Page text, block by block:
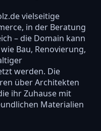
vielseitige
in der Beratung
– die Domain kann
Bau, Renovierung,
werden. Die
über Architekten
ihr Zuhause mit
Materialien